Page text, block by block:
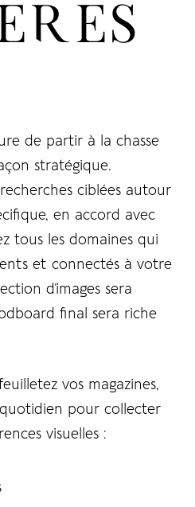
de partir à la chasse
stratégique.
ciblées autour
en accord avec
tous les domaines qui
et connectés à votre
d’images sera
final sera riche
vos magazines,
pour collecter
visuelles :